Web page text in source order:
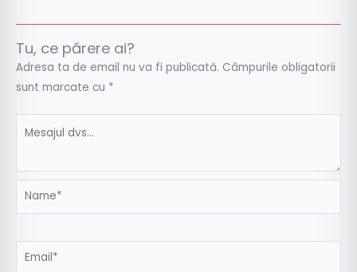
Tu, ce părere ai?
Adresa ta de email nu va fi publicată. Câmpurile obligatorii
sunt marcate cu *
Name*
Email*